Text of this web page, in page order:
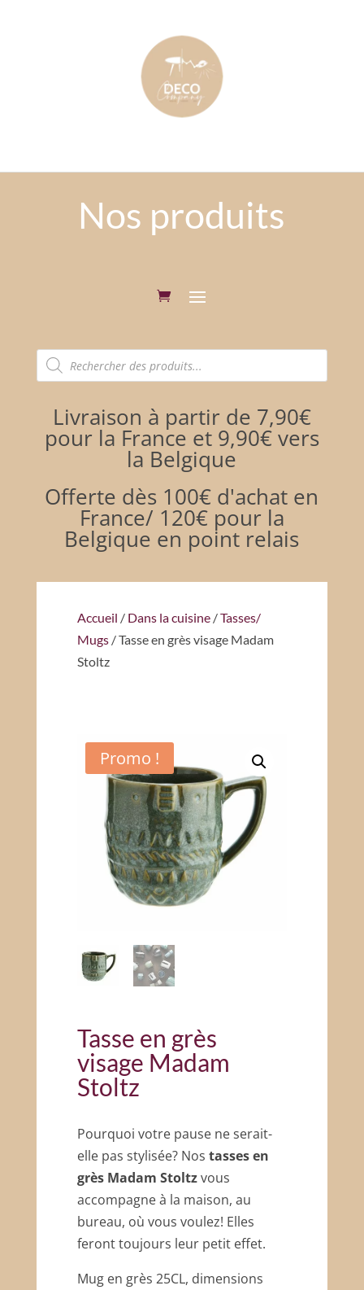
Nos produits
Recherche
de
produits
Livraison à partir de 7,90€
pour la France et 9,90€ vers
la Belgique
Offerte dès 100€ d'achat en
France/ 120€ pour la
Belgique en point relais
Accueil / Dans la cuisine/Tasses/
Mugs/ Tasse en grès visage Madam
Stoltz
Promo !
Tasse en grès
visage Madam
Stoltz
Pourquoi votre pause ne serait-
elle pas stylisée? Nos tasses en
grès Madam Stoltzvous
accompagne à la maison, au
bureau, où vous voulez! Elles
feront toujours leur petit effet.
Mug en grès 25CL, dimensions